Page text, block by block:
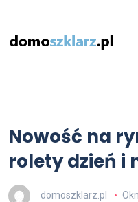
Nowość na
rolety dzień i
domoszklarz.pl